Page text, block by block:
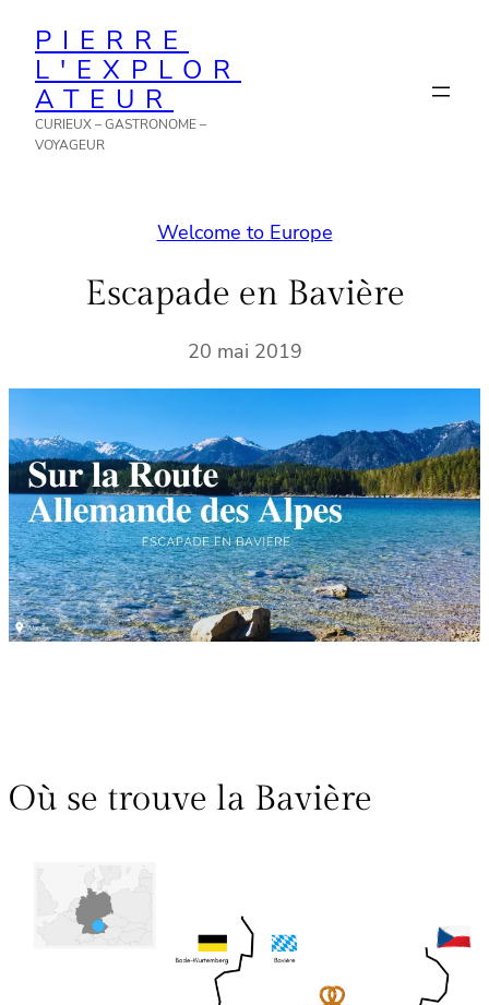
contenu
PIERRE
L'EXPLOR
ATEUR
CURIEUX – GASTRONOME –
VOYAGEUR
Welcome to Europe
Escapade en Bavière
20 mai 2019
Où se trouve la Bavière